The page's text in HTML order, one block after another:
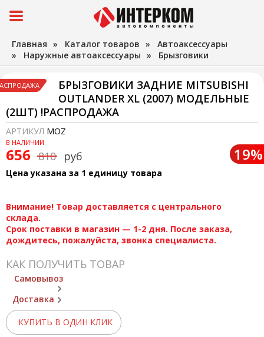
Главная » Каталог товаров » Автоаксессуары
» Наружные автоаксессуары » Брызговики
БРЫЗГОВИКИ ЗАДНИЕ MITSUBISHI
OUTLANDER XL (2007) МОДЕЛЬНЫЕ
(2ШТ) !РАСПРОДАЖА
АРТИКУЛ MOZ
В НАЛИЧИИ
656 810 руб 19%
Цена указана за 1 единицу товара
Внимание! Товар доставляется с центрального
склада.
Срок поставки в магазин — 1-2 дня. После заказа,
дождитесь, пожалуйста, звонка специалиста.
КАК ПОЛУЧИТЬ ТОВАР
Самовывоз
Доставка
КУПИТЬ В ОДИН КЛИК